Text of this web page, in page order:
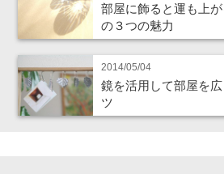
部屋に飾ると運も上
の３つの魅力
2014/05/04
鏡を活用して部屋を
ツ